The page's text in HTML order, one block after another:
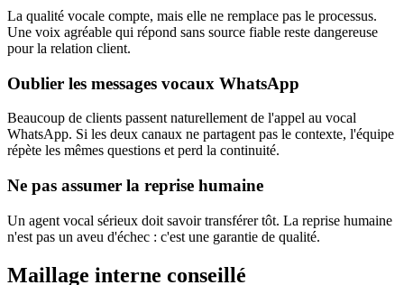
La qualité vocale compte, mais elle ne remplace pas le processus.
Une voix agréable qui répond sans source fiable reste dangereuse
pour la relation client.
Oublier les messages vocaux WhatsApp
Beaucoup de clients passent naturellement de l'appel au vocal
WhatsApp. Si les deux canaux ne partagent pas le contexte, l'équipe
répète les mêmes questions et perd la continuité.
Ne pas assumer la reprise humaine
Un agent vocal sérieux doit savoir transférer tôt. La reprise humaine
n'est pas un aveu d'échec : c'est une garantie de qualité.
Maillage interne conseillé